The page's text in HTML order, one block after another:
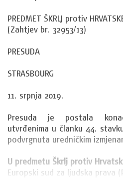
PREDMET ŠKRLJ protiv
(Zahtjev br. 32953/13)
PRESUDA
STRASBOURG
11. srpnja 2019.
Presuda je postala
utvrđenima u članku 44.
podvrgnuta uredničkim
U predmetu Škrlj protiv
Europski sud za ljudska prava